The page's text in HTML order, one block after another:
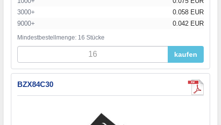
3000+
0.058 EUR
9000+
0.042 EUR
Mindestbestellmenge: 16 Stücke
kaufen
BZX84C30